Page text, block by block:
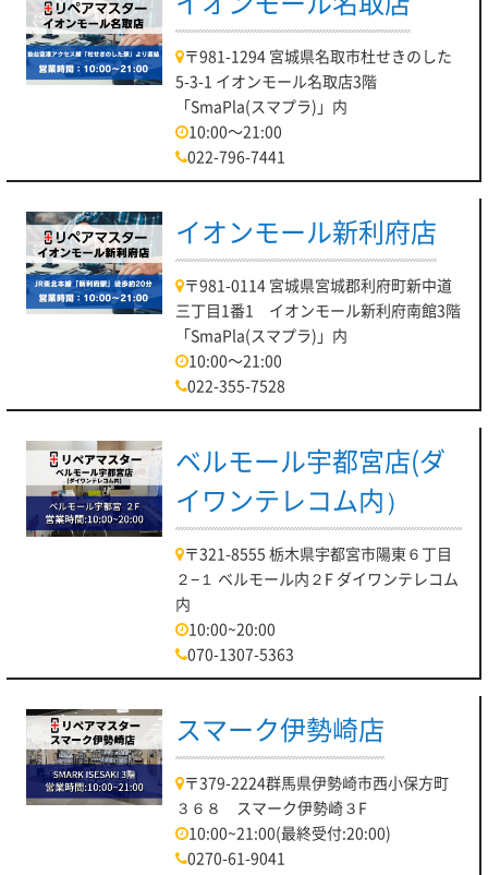
〒981-1294 宮城県名取市杜せきのした
5-3-1 イオンモール名取店3階
「SmaPla(スマプラ)」内
10:00～21:00
022-796-7441
イオンモール新利府店
〒981-0114 宮城県宮城郡利府町新中道
三丁目1番1 イオンモール新利府南館3階
「SmaPla(スマプラ)」内
10:00～21:00
022-355-7528
ベルモール宇都宮店(ダ
イワンテレコム内）
〒321-8555 栃木県宇都宮市陽東６丁目
２−１ ベルモール内２F ダイワンテレコム
内
10:00~20:00
070-1307-5363
スマーク伊勢崎店
〒379-2224群馬県伊勢崎市西小保方町
３６８ スマーク伊勢崎３F
10:00~21:00(最終受付:20:00)
0270-61-9041